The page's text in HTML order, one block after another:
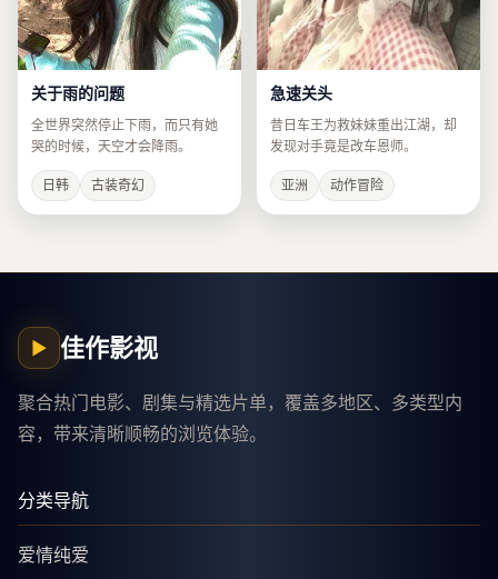
关于雨的问题
全世界突然停止下雨，而只有她
哭的时候，天空才会降雨。
日韩 古装奇幻
急速关头
昔日车王为救妹妹重出江湖，却
发现对手竟是改车恩师。
亚洲 动作冒险
▶ 佳作影视
聚合热门电影、剧集与精选片单，覆盖多地区、多类型内
容，带来清晰顺畅的浏览体验。
分类导航
爱情纯爱